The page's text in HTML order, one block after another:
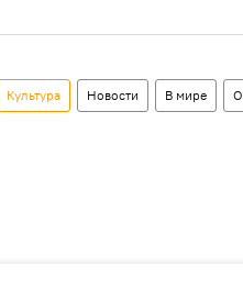
Культура Новости В мире